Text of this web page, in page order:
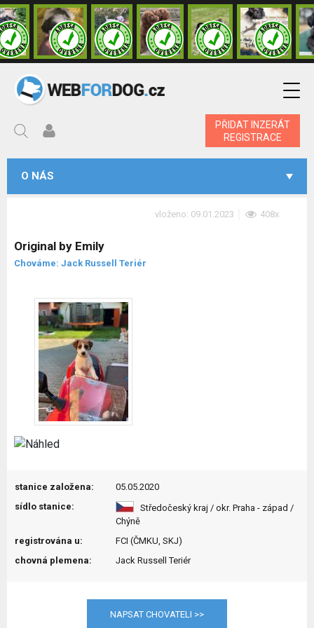
PŘIDAT INZERÁT
REGISTRACE
O NÁS
vloženo: 09.01.2023 408x
Original by Emily
Chováme: Jack Russell Teriér
stanice založena:
05.05.2020
sídlo stanice:
Středočeský kraj / okr. Praha - západ /
Chýně
registrována u:
FCI (ČMKU, SKJ)
chovná plemena:
Jack Russell Teriér
NAPSAT CHOVATELI >>